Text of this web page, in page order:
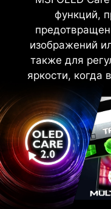
функций,
изображений
также для
яркости, когда
плёнкой и
радиаторами
превосходную
этому монитор
эффективно и